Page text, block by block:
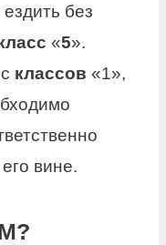
ездить без
«5».
классов «1»,
вине.